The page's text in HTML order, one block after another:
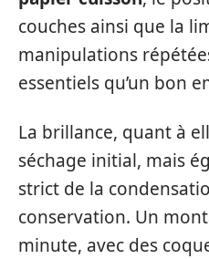
couches ainsi que la
manipulations
essentiels qu’un bon
La brillance, quant à
séchage initial, mais
strict de la
conservation. Un
minute, avec des